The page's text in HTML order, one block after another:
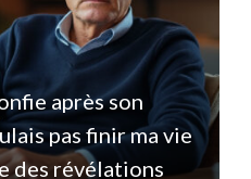
après son
pas finir ma vie
des révélations